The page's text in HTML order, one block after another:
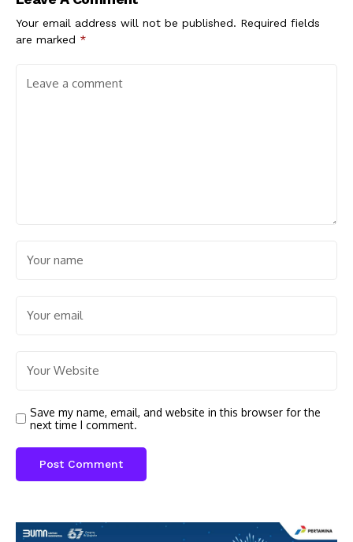
Your email address will not be published. Required fields
are marked *
Save my name, email, and website in this browser for the
next time I comment.